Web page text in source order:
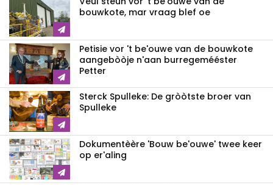
bouwkote, mar vraag blef oe
Petisie vor 't be'ouwe van de bouwkote
aangebòòje n'aan burregemééster
Petter
Sterck Spulleke: De gròòtste broer van
Spulleke
Dokumentèère 'Bouw be'ouwe' twee keer
op er'aling